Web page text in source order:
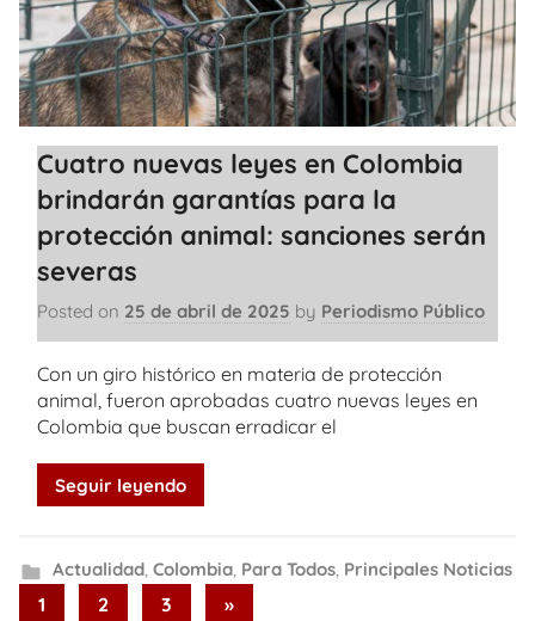
Cuatro nuevas leyes en Colombia
brindarán garantías para la
protección animal: sanciones serán
severas
Posted on 25 de abril de 2025 by Periodismo Público
Con un giro histórico en materia de protección
animal, fueron aprobadas cuatro nuevas leyes en
Colombia que buscan erradicar el
Seguir leyendo
Actualidad, Colombia, Para Todos, Principales Noticias
Paginación
1 2 3
Next
»